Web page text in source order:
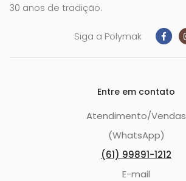
30 anos de tradição.
Siga a Polymak
Entre em contato
Atendimento/Vendas
(WhatsApp)
(61) 99891-1212
E-mail